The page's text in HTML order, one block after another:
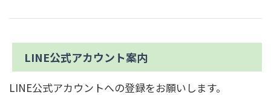
LINE公式アカウント案内
LINE公式アカウントへの登録をお願いします。